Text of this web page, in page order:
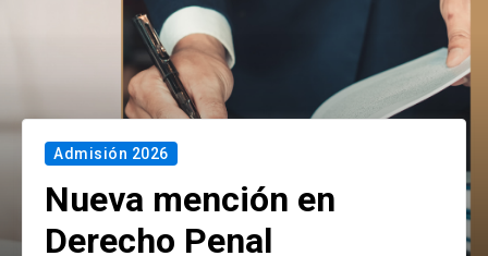
Admisión 2026
Nueva mención en
Derecho Penal